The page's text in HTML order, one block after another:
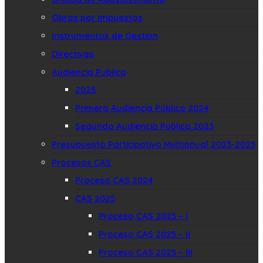
Obras por Impuestos
Instrumentos de Gestion
Directivas
Audiencia Publica
2025
Primera Audiencia Pública 2024
Segunda Audiencia Publica 2023
Presupuesto Participativo Multianual 2023-2025
Procesos CAS
Proceso CAS 2024
CAS 2025
Proceso CAS 2025 – I
Proceso CAS 2025 – II
Proceso CAS 2025 – III